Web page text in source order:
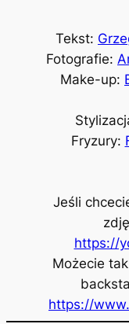
Tekst:
Fotografie:
Make-up:
Fryzury:
Jeśli
https://
Możecie
https://